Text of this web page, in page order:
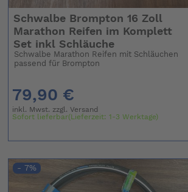
Schwalbe Brompton 16 Zoll
Marathon Reifen im Komplett
Set inkl Schläuche
Schwalbe Marathon Reifen mit Schläuchen
passend für Brompton
79,90 €
inkl. Mwst. zzgl.Versand
Sofort lieferbar(Lieferzeit: 1-3 Werktage)
- 7%